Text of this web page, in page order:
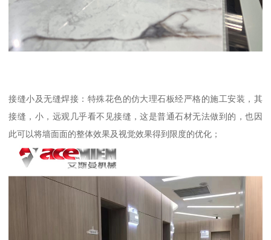
接缝小及无缝焊接：特殊花色的仿大理石板经严格的施工安装，其
接缝，小，远观几乎看不见接缝，这是普通石材无法做到的，也因
此可以将墙面面的整体效果及视觉效果得到限度的优化；